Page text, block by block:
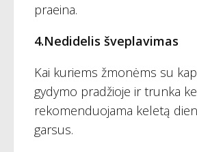
praeina.
4.Nedidelis šveplavimas
Kai kuriems žmonėms su
gydymo pradžioje ir trunka
rekomenduojama keletą
garsus.